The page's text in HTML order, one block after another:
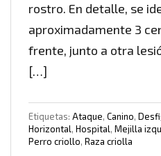
rostro. En detalle, se
aproximadamente 3
frente, junto a otra
[…]
Etiquetas: Ataque, Canino,
Horizontal, Hospital, Mejilla
Perro criollo, Raza criolla